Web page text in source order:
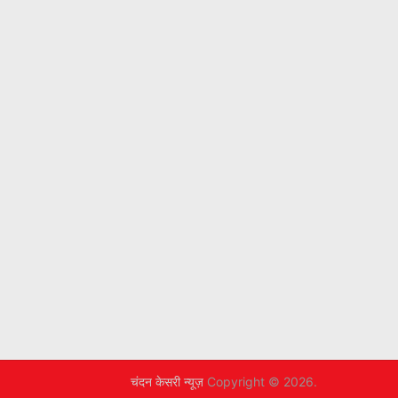
चंदन केसरी न्यूज़ Copyright © 2026.